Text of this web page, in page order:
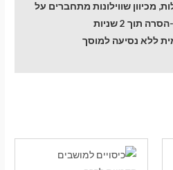
מכיוון שווילונות מתחברים על
תוך 2 שניות
ללא נסיעה למוסך